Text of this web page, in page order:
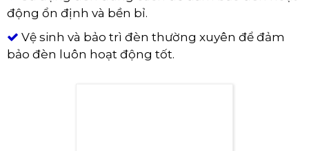
Đèn rọi trời Skylight
MỘT SỐ LƯU Ý KHI SỬ DỤNG